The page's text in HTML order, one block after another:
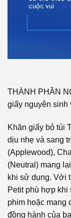
THÀNH PHẦN
giấy nguyên
Khăn giấy bỏ túi
dịu nhẹ và sang
(Applewood),
(Neutral) mang
khi sử dụng. Với
Petit phù hợp khi
phim hoặc mang
đồng hành của